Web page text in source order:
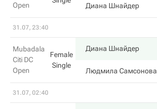
Open
Диана Шнайдер
31.07, 23:40
Mubadala
Citi DC
Open
Female
Single
Диана Шнайдер
Людмила Самсонова
31.07, 02:40